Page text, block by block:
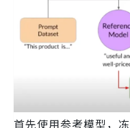
首先使用参考模型，